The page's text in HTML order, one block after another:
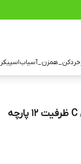
خردکن_همزن_آسیاباسپیکر
سرویس قابلمه دالتون مدل Florance سری C ظرفیت ۱۲ پارچه